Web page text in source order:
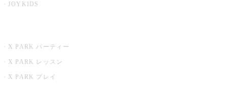
JOYKIDS
X PARK パーティー
X PARK レッスン
X PARK プレイ